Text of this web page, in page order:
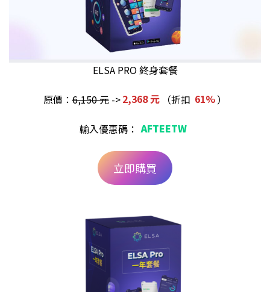
ELSA PRO 終身套餐
原價：6,150 元->2,368 元 （折扣 61%）
輸入優惠碼： AFTEETW
立即購買